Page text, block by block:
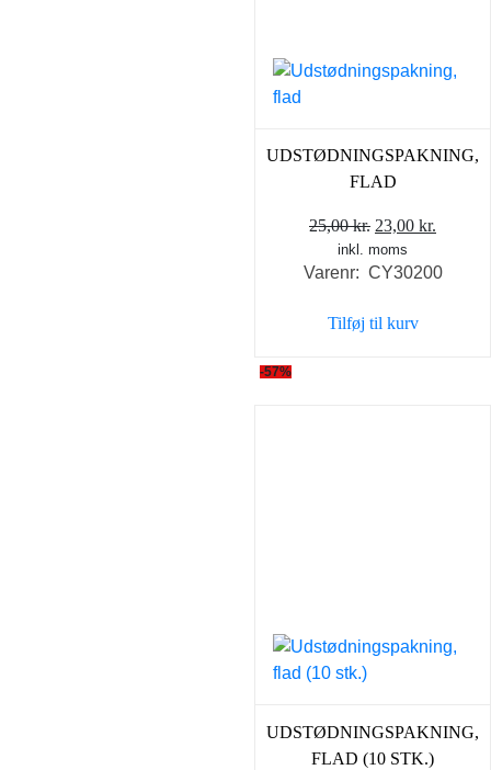
UDSTØDNINGSPAKNING,
FLAD
25,00kr. Den
oprindelige
pris
25,00 kr..
23,00 kr.
pris
inkl. moms
Varenr: CY30200
Tilføj til kurv
-57%
UDSTØDNINGSPAKNING,
FLAD (10 STK.)